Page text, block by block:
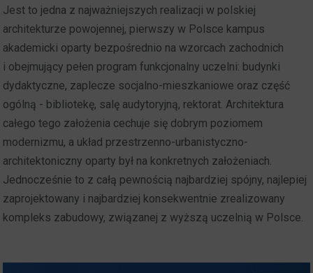
Jest to jedna z najważniejszych realizacji w polskiej
architekturze powojennej, pierwszy w Polsce kampus
akademicki oparty bezpośrednio na wzorcach zachodnich
i obejmujący pełen program funkcjonalny uczelni: budynki
dydaktyczne, zaplecze socjalno-mieszkaniowe oraz część
ogólną - bibliotekę, salę audytoryjną, rektorat. Architektura
całego tego założenia cechuje się dobrym poziomem
modernizmu, a układ przestrzenno-urbanistyczno-
architektoniczny oparty był na konkretnych założeniach.
Jednocześnie to z całą pewnością najbardziej spójny, najlepiej
zaprojektowany i najbardziej konsekwentnie zrealizowany
kompleks zabudowy, związanej z wyższą uczelnią w Polsce.